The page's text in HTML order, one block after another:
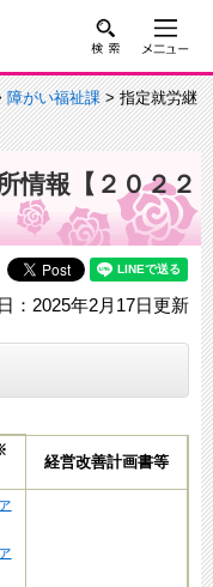
障がい福祉課> 指定就労継
情報【２０２２
：2025年2月17日更新
経営改善計画書等